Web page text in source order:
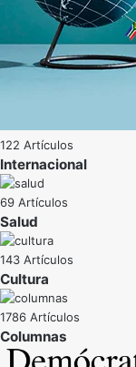
122 Artículos
Internacional
69 Artículos
Salud
143 Artículos
Cultura
1786 Artículos